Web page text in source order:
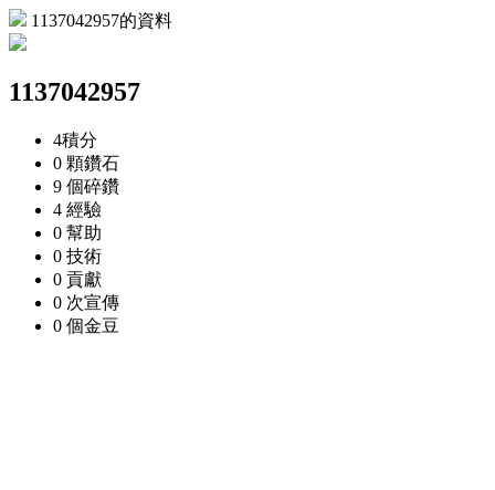
1137042957的資料
1137042957
4積分
0 顆鑽石
9 個碎鑽
4 經驗
0 幫助
0 技術
0 貢獻
0 次宣傳
0 個金豆